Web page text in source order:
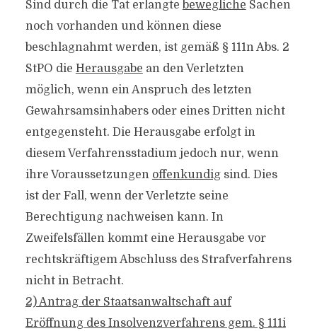
Sind durch die Tat erlangte bewegliche Sachen
noch vorhanden und können diese
beschlagnahmt werden, ist gemäß § 111n Abs. 2
StPO die Herausgabe an den Verletzten
möglich, wenn ein Anspruch des letzten
Gewahrsamsinhabers oder eines Dritten nicht
entgegensteht. Die Herausgabe erfolgt in
diesem Verfahrensstadium jedoch nur, wenn
ihre Voraussetzungen offenkundigsind. Dies
ist der Fall, wenn der Verletzte seine
Berechtigung nachweisen kann. In
Zweifelsfällen kommt eine Herausgabe vor
rechtskräftigem Abschluss des Strafverfahrens
nicht in Betracht.
2) Antrag der Staatsanwaltschaft auf
Eröffnung des Insolvenzverfahrens gem. § 111i